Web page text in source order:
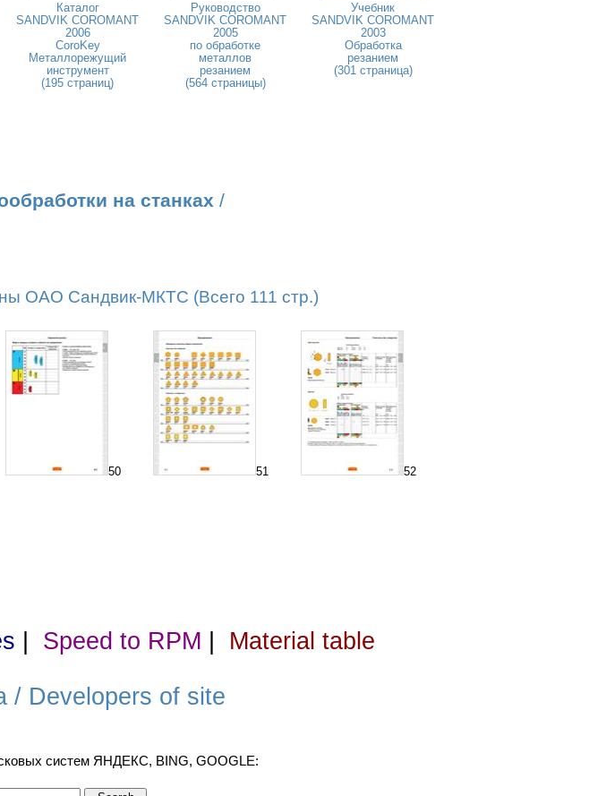
Каталог
SANDVIK COROMANT
2006
CoroKey
Металлорежущий
инструмент
(195 страниц)
Руководство
SANDVIK COROMANT
2005
по обработке
металлов
резанием
(564 страницы)
Учебник
SANDVIK COROMANT
2003
Обработка
резанием
(301 страница)
на станках /
ОАО Сандвик-МКТС (Всего 111 стр.)
50 51 52
Speed to RPM Material table
/ Developers of site
систем ЯНДЕКС, BING, GOOGLE: